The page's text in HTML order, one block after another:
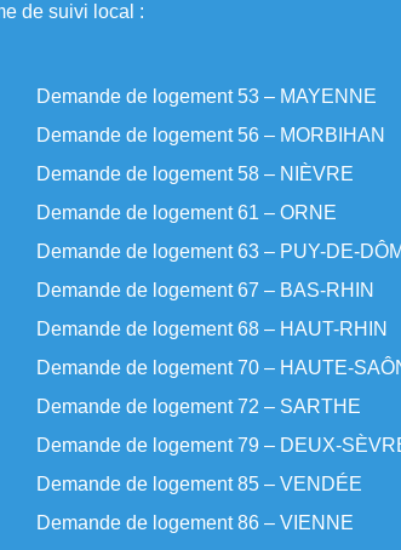
de suivi local :
Demande de logement 53 – MAYENNE
Demande de logement 56 – MORBIHAN
Demande de logement 58 – NIÈVRE
Demande de logement 61 – ORNE
Demande de logement 63 – PUY-DE-
Demande de logement 67 – BAS-RHIN
Demande de logement 68 – HAUT-RHIN
Demande de logement 70 – HAUTE-
Demande de logement 72 – SARTHE
Demande de logement 79 – DEUX-
Demande de logement 85 – VENDÉE
Demande de logement 86 – VIENNE